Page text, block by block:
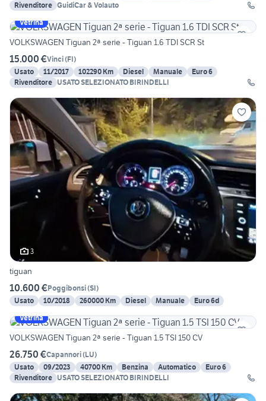
Rivenditore GuidiCar & Volauto
Vetrina
VOLKSWAGEN Tiguan 2ª serie - Tiguan 1.6 TDI SCR St
15.000 €Vinci(FI)
Usato
11/2017 102290 Km Diesel Manuale
Euro 6
Rivenditore USATO SELEZIONATO BIRINDELLI
3
tiguan
10.600 €Poggibonsi(SI)
Usato
10/2018 260000 Km Diesel Manuale
Euro 6d
Vetrina
VOLKSWAGEN Tiguan 2ª serie - Tiguan 1.5 TSI 150 CV
26.750 €Capannori(LU)
Usato
09/2023 40700 Km Benzina Automatico
Euro 6
Rivenditore USATO SELEZIONATO BIRINDELLI